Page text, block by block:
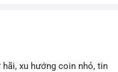
hãi, xu hướng coin nhỏ, tin